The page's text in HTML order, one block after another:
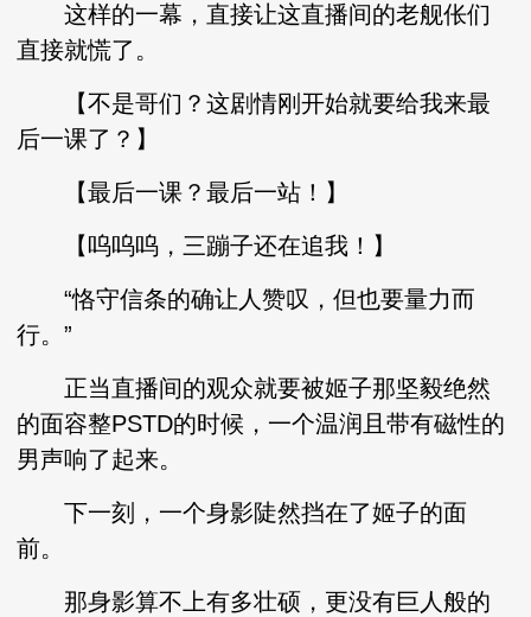
这样的一幕，直接让这直播间的老舰伥们
直接就慌了。
【不是哥们？这剧情刚开始就要给我来最
后一课了？】
【最后一课？最后一站！】
【呜呜呜，三蹦子还在追我！】
“恪守信条的确让人赞叹，但也要量力而
行。”
正当直播间的观众就要被姬子那坚毅绝然
的面容整PSTD的时候，一个温润且带有磁性的
男声响了起来。
下一刻，一个身影陡然挡在了姬子的面
前。
那身影算不上有多壮硕，更没有巨人般的